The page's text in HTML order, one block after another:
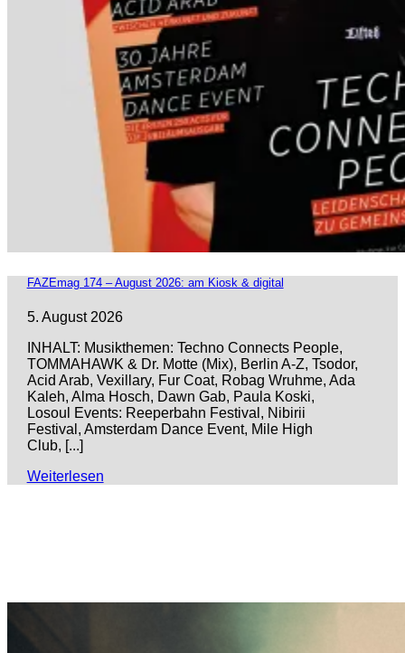
FAZEmag 174 – August 2026: am Kiosk & digital
5. August 2026
INHALT: Musikthemen: Techno Connects People,
TOMMAHAWK & Dr. Motte (Mix), Berlin A-Z, Tsodor,
Acid Arab, Vexillary, Fur Coat, Robag Wruhme, Ada
Kaleh, Alma Hosch, Dawn Gab, Paula Koski,
Losoul Events: Reeperbahn Festival, Nibirii
Festival, Amsterdam Dance Event, Mile High
Club, [...]
Weiterlesen